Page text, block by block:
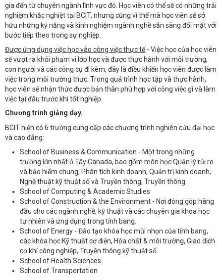
gia đến từ chuyên ngành lĩnh vực đó. Học viên có thể sẽ có những trải
nghiệm khắc nghiệt tại BCIT, nhưng cũng vì thế mà học viên sẽ sở
hữu những kỹ năng và kinh nghiệm ngành nghề sắn sàng đối mặt với
bước tiếp theo trong sự nghiệp.
Được ứng dụng việc học vào công việc thực tế- Việc học của học viên
sẽ vượt ra khỏi phạm vi lớp học và được thực hành với môi trường,
con người và các công cụ đi kèm, đây là điều khiến học viên được làm
việc trong môi trường thực. Trong quá trình học tập và thực hành,
học viên sẽ nhận thức được bản thân phù hợp với công việc gì và làm
việc tại đâu trước khi tốt nghiệp.
Chương trình giảng dạy.
BCIT hiện có 6 trường cung cấp các chương trình nghiên cứu đại học
và cao đẳng:
School of Business & Communication - Một trong những
trường lớn nhất ở Tây Canada, bao gồm môn học Quản lý rủi ro
và bảo hiểm chung, Phân tích kinh doanh, Quản trị kinh doanh,
Nghệ thuật kỹ thuật số và Truyền thông, Truyền thông.
School of Computing & Academic Studies
School of Construction & the Environment - Nơi đóng góp hàng
đầu cho các ngành nghề, kỹ thuật và các chuyên gia khoa học
tự nhiên và ứng dụng trong tỉnh bang.
School of Energy - Đào tạo khóa học mũi nhọn của tỉnh bang,
các khóa học Kỹ thuật cơ điện, Hóa chất & môi trường, Giao dịch
cơ khí công nghiệp, Truyền thông kỹ thuật số
School of Health Sciences
School of Transportation